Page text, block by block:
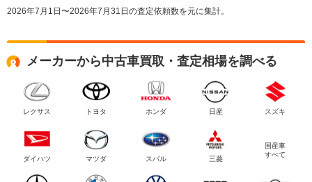
2026年7月1日〜2026年7月31日の査定依頼数を元に集計。
メーカーから中古車買取・査定相場を調べる
レクサス トヨタ ホンダ 日産 スズキ
ダイハツ マツダ スバル 三菱
国産車
すべて